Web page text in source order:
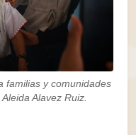
familias y comunidades
Alavez Ruiz.